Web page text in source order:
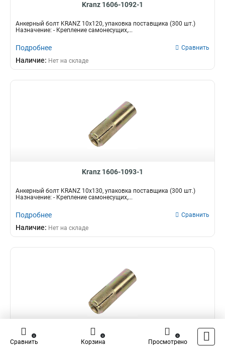
Kranz 1606-1092-1
Анкерный болт KRANZ 10х120, упаковка поставщика (300 шт.)
Назначение: - Крепление самонесущих,...
Подробнее Сравнить
Наличие: Нет на складе
Kranz 1606-1093-1
Анкерный болт KRANZ 10х130, упаковка поставщика (300 шт.)
Назначение: - Крепление самонесущих,...
Подробнее Сравнить
Наличие: Нет на складе
Kranz 1606-1080-1
Сравнить
0
Корзина
0
Просмотрено
0